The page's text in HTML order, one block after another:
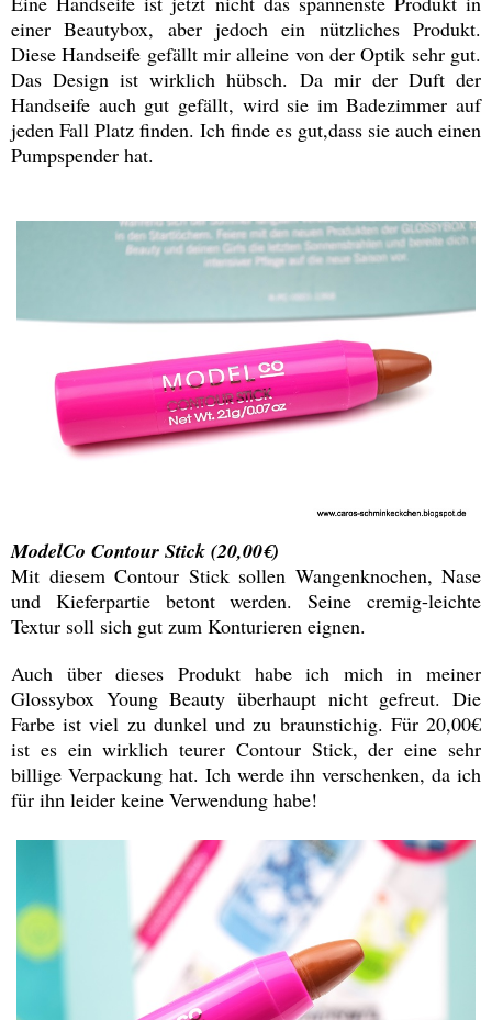
einer Beautybox, aber jedoch ein nützliches Produkt.
Diese Handseife gefällt mir alleine von der Optik sehr gut.
Das Design ist wirklich hübsch. Da mir der Duft der
Handseife auch gut gefällt, wird sie im Badezimmer auf
jeden Fall Platz finden. Ich finde es gut,dass sie auch einen
Pumpspender hat.
ModelCo Contour Stick (20,00€)
Mit diesem Contour Stick sollen Wangenknochen, Nase
und Kieferpartie betont werden. Seine cremig-leichte
Textur soll sich gut zum Konturieren eignen.
Auch über dieses Produkt habe ich mich in meiner
Glossybox Young Beauty überhaupt nicht gefreut. Die
Farbe ist viel zu dunkel und zu braunstichig. Für 20,00€
ist es ein wirklich teurer Contour Stick, der eine sehr
billige Verpackung hat. Ich werde ihn verschenken, da ich
für ihn leider keine Verwendung habe!